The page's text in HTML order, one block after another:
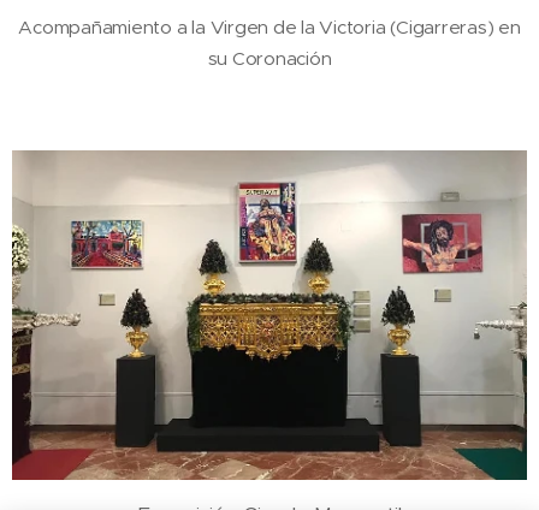
Acompañamiento a la Virgen de la Victoria (Cigarreras) en
su Coronación